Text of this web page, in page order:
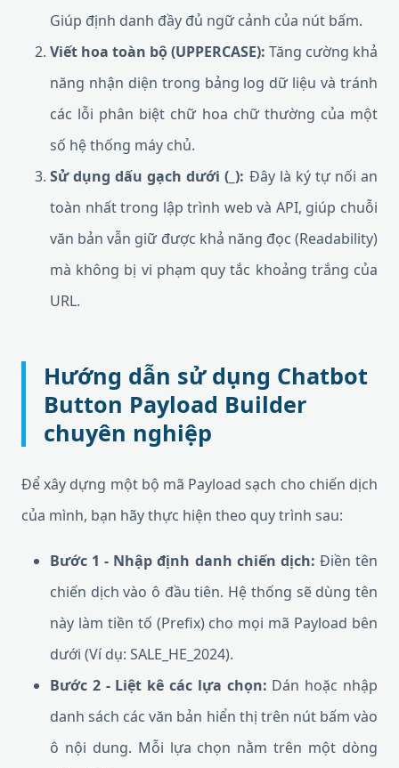
Giúp định danh đầy đủ ngữ cảnh của nút bấm.
Viết hoa toàn bộ (UPPERCASE): Tăng cường khả
năng nhận diện trong bảng log dữ liệu và tránh
các lỗi phân biệt chữ hoa chữ thường của một
số hệ thống máy chủ.
Sử dụng dấu gạch dưới (_): Đây là ký tự nối an
toàn nhất trong lập trình web và API, giúp chuỗi
văn bản vẫn giữ được khả năng đọc (Readability)
mà không bị vi phạm quy tắc khoảng trắng của
URL.
Hướng dẫn sử dụng Chatbot
Button Payload Builder
chuyên nghiệp
Để xây dựng một bộ mã Payload sạch cho chiến dịch
của mình, bạn hãy thực hiện theo quy trình sau:
Bước 1 - Nhập định danh chiến dịch: Điền tên
chiến dịch vào ô đầu tiên. Hệ thống sẽ dùng tên
này làm tiền tố (Prefix) cho mọi mã Payload bên
dưới (Ví dụ: SALE_HE_2024).
Bước 2 - Liệt kê các lựa chọn: Dán hoặc nhập
danh sách các văn bản hiển thị trên nút bấm vào
ô nội dung. Mỗi lựa chọn nằm trên một dòng